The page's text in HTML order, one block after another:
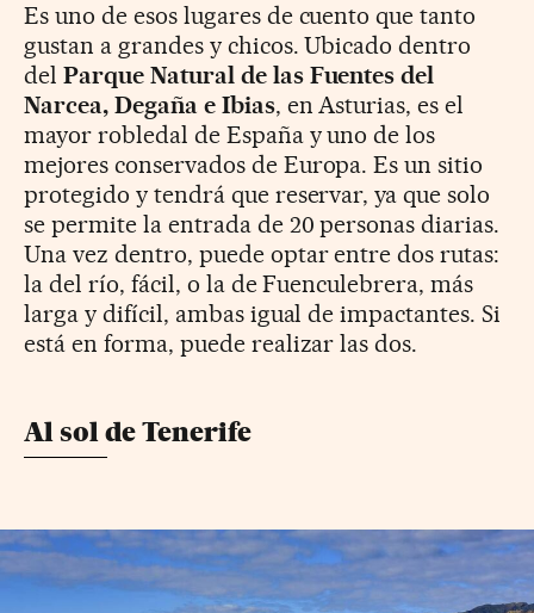
Es uno de esos lugares de cuento que tanto
gustan a grandes y chicos. Ubicado dentro
del Parque Natural de las Fuentes del
Narcea, Degaña e Ibias, en Asturias, es el
mayor robledal de España y uno de los
mejores conservados de Europa. Es un sitio
protegido y tendrá que reservar, ya que solo
se permite la entrada de 20 personas diarias.
Una vez dentro, puede optar entre dos rutas:
la del río, fácil, o la de Fuenculebrera, más
larga y difícil, ambas igual de impactantes. Si
está en forma, puede realizar las dos.
Al sol de Tenerife